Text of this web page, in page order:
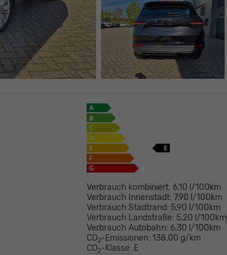
Verbrauch kombiniert: 6,10 l/100km
Verbrauch Innenstadt: 7,90 l/100km
Verbrauch Stadtrand: 5,90 l/100km
Verbrauch Landstraße: 5,20 l/100km
Verbrauch Autobahn: 6,30 l/100km
CO2-Emissionen: 138,00 g/km
CO2-Klasse: E